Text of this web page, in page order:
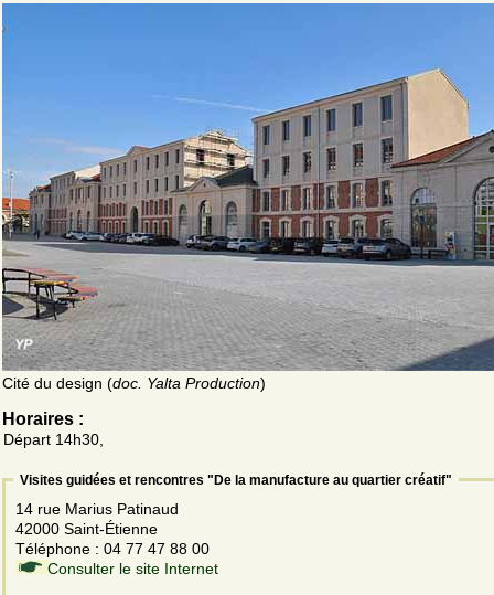
Cité du design (doc. Yalta Production)
Horaires :
Départ 14h30,
Visites guidées et rencontres "De la manufacture au quartier créatif"
14 rue Marius Patinaud
42000 Saint-Étienne
Téléphone : 04 77 47 88 00
Consulter le site Internet